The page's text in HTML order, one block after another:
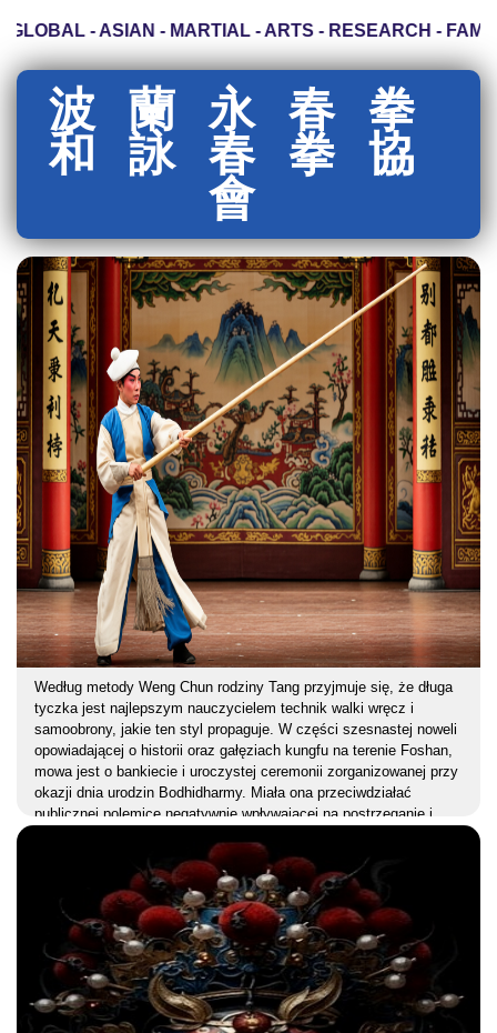
- ASIAN - MARTIAL - ARTS - RESEARCH - FAMILY
波蘭永春拳
和詠春拳協
會
Według metody Weng Chun rodziny Tang przyjmuje się, że długa
tyczka jest najlepszym nauczycielem technik walki wręcz i
samoobrony, jakie ten styl propaguje. W części szesnastej noweli
opowiadającej o historii oraz gałęziach kungfu na terenie Foshan,
mowa jest o bankiecie i uroczystej ceremonii zorganizowanej przy
okazji dnia urodzin Bodhidharmy. Miała ona przeciwdziałać
publicznej polemice negatywnie wpływającej na postrzeganie i